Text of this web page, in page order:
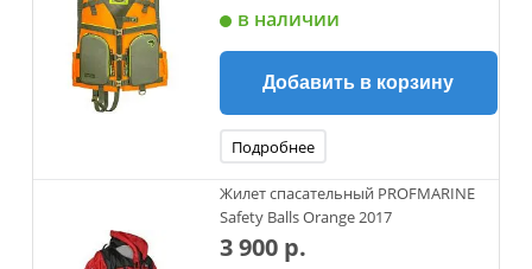
в наличии
Добавить в корзину
Подробнее
Жилет спасательный PROFMARINE
Safety Balls Orange 2017
3 900 р.